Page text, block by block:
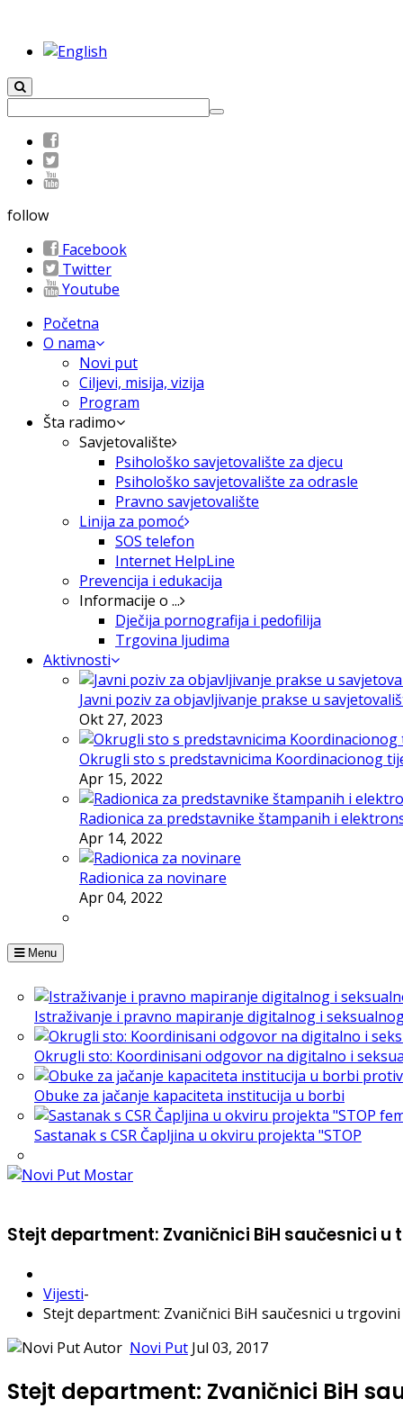
follow
Facebook
Twitter
Youtube
Početna
O nama
Novi put
Ciljevi, misija, vizija
Program
Šta radimo
Savjetovalište
Psihološko savjetovalište za djecu
Psihološko savjetovalište za odrasle
Pravno savjetovalište
Linija za pomoć
SOS telefon
Internet HelpLine
Prevencija i edukacija
Informacije o ...
Dječija pornografija i pedofilija
Trgovina ljudima
Aktivnosti
Javni poziv za objavljivanje prakse u
Okt 27, 2023
Okrugli sto s predstavnicima Koordinacionog
Apr 15, 2022
Radionica za predstavnike štampanih i
Apr 14, 2022
Radionica za novinare
Apr 04, 2022
Istraživanje i pravno mapiranje digitalnog i
Okrugli sto: Koordinisani odgovor na digitalno i
Obuke za jačanje kapaciteta institucija u borbi
Sastanak s CSR Čapljina u okviru projekta "STOP
Menu
Stejt department: Zvaničnici BiH saučesnici
Vijesti-
Stejt department: Zvaničnici BiH saučesnici u
Autor Novi Put Jul 03, 2017
Stejt department: Zvaničnici BiH